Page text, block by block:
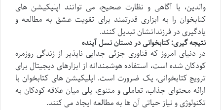
والدین، با آگاهی و نظارت صحیح، می توانند اپلیکیشن های
کتابخوان را به ابزاری قدرتمند برای تقویت عشق به مطالعه و
یادگیری در فرزندانشان تبدیل کنند.
نتیجه گیری: کتابخوانی در دستان نسل آینده
در دنیای امروز که فناوری جزئی جدایی ناپذیر از زندگی روزمره
کودکان شده است، استفاده هوشمندانه از ابزارهای دیجیتال برای
ترویج کتابخوانی، یک ضرورت است. اپلیکیشن های کتابخوان با
ارائه محتوای جذاب، تعاملی و متنوع، پلی میان علاقه کودکان به
تکنولوژی و نیاز حیاتی آن ها به مطالعه ایجاد می کنند.